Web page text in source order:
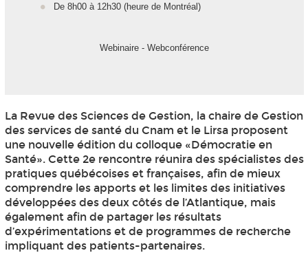
De 8h00 à 12h30 (heure de Montréal)
Webinaire - Webconférence
La Revue des Sciences de Gestion, la chaire de Gestion
des services de santé du Cnam et le Lirsa proposent
une nouvelle édition du colloque «Démocratie en
Santé». Cette 2e rencontre réunira des spécialistes des
pratiques québécoises et françaises, afin de mieux
comprendre les apports et les limites des initiatives
développées des deux côtés de l’Atlantique, mais
également afin de partager les résultats
d’expérimentations et de programmes de recherche
impliquant des patients-partenaires.